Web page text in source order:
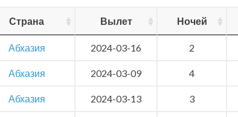
Страна Вылет Ночей
Абхазия 2024-03-16 2
Абхазия 2024-03-09 4
Абхазия 2024-03-13 3